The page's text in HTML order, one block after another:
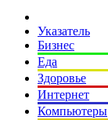
Указатель
Бизнес
Еда
Здоровье
Интернет
Компьютеры